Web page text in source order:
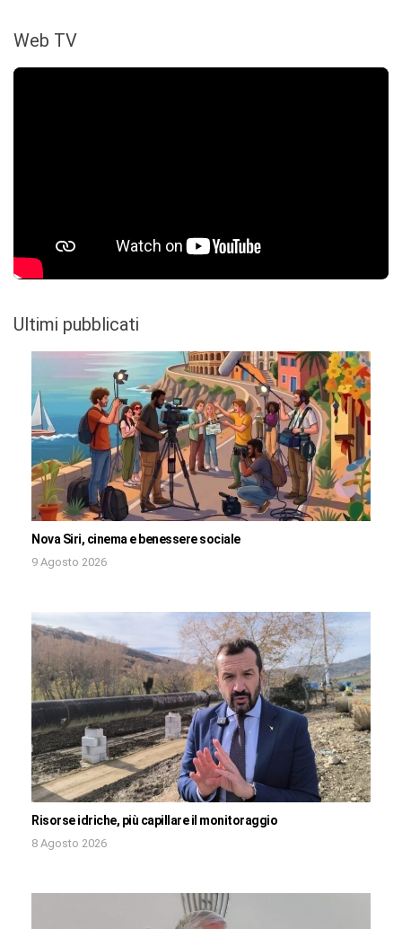
Web TV
Ultimi pubblicati
Nova Siri, cinema e benessere sociale
9 Agosto 2026
Risorse idriche, più capillare il monitoraggio
8 Agosto 2026